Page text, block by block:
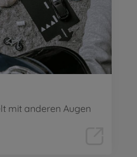
mit anderen Augen